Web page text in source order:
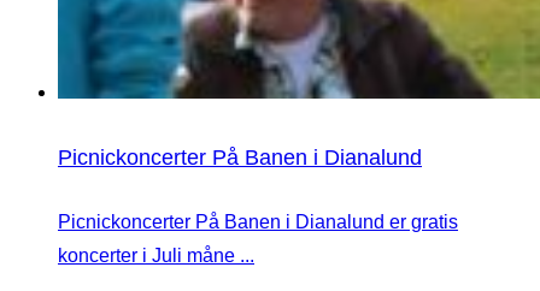
Picnickoncerter På Banen i Dianalund
Picnickoncerter På Banen i Dianalund er gratis
koncerter i Juli måne ...